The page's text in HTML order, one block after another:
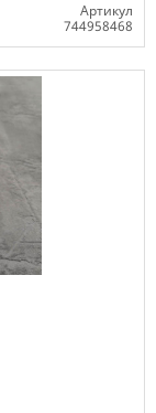
Артикул
744958468